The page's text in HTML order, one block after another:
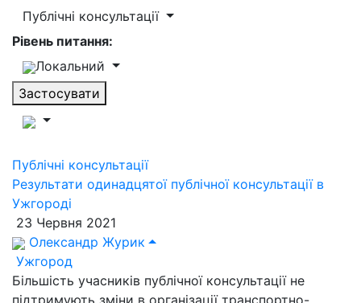
Публічні консультації
Рівень питання:
Локальний
Застосувати
Публічні консультації
Результати одинадцятої публічної консультації в
Ужгороді
23 Червня 2021
Олександр Журик
Ужгород
Більшість учасників публічної консультації не
підтримують зміни в організації транспортно-